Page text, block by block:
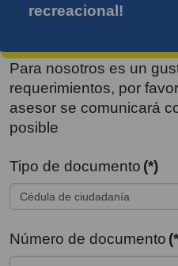
recreacional!
Para nosotros es un
requerimientos, por
asesor se comunicará
posible
Tipo de documento (*)
Número de documento